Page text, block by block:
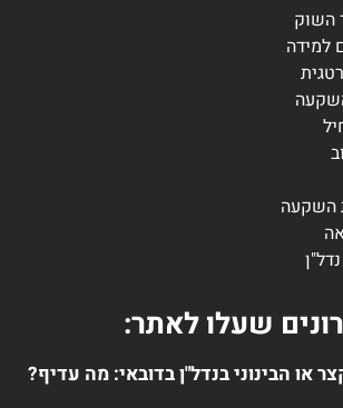
השוק
למידה
השקעה
שעלו לאתר:
או הבינוני בנדל"ן בדובאי: מה עדיף?